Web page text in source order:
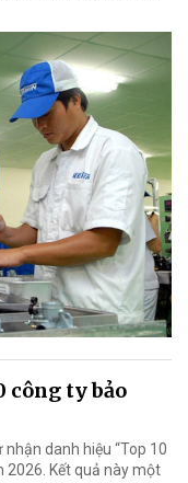
công ty bảo
danh hiệu “Top 10
2026. Kết quả này một